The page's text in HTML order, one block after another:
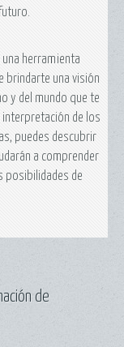
una herramienta
brindarte una visión
y del mundo que te
interpretación de los
puedes descubrir
a comprender
posibilidades de
de